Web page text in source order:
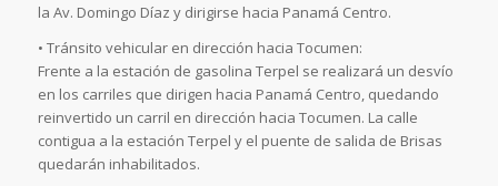
la Av. Domingo Díaz y dirigirse hacia Panamá Centro.
• Tránsito vehicular en dirección hacia Tocumen:
Frente a la estación de gasolina Terpel se realizará un desvío
en los carriles que dirigen hacia Panamá Centro, quedando
reinvertido un carril en dirección hacia Tocumen. La calle
contigua a la estación Terpel y el puente de salida de Brisas
quedarán inhabilitados.